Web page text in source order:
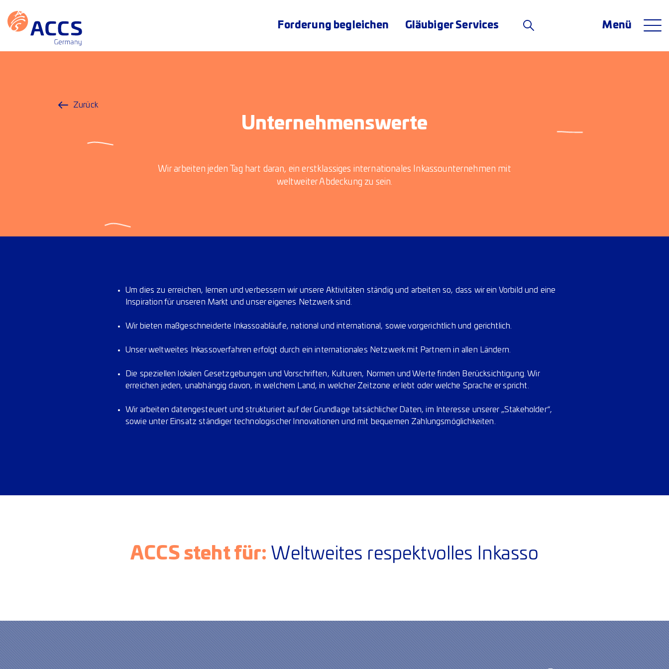
Forderung begleichen Gläubiger Services Menü
Zurück
Unternehmenswerte
Wir arbeiten jeden Tag hart daran, ein erstklassiges internationales Inkassounternehmen mit
weltweiter Abdeckung zu sein.
Um dies zu erreichen, lernen und verbessern wir unsere Aktivitäten ständig und arbeiten so, dass wir ein Vorbild und eine
Inspiration für unseren Markt und unser eigenes Netzwerk sind.
Wir bieten maßgeschneiderte Inkassoabläufe, national und international, sowie vorgerichtlich und gerichtlich.
Unser weltweites Inkassoverfahren erfolgt durch ein internationales Netzwerk mit Partnern in allen Ländern.
Die speziellen lokalen Gesetzgebungen und Vorschriften, Kulturen, Normen und Werte finden Berücksichtigung. Wir
erreichen jeden, unabhängig davon, in welchem Land, in welcher Zeitzone er lebt oder welche Sprache er spricht.
Wir arbeiten datengesteuert und strukturiert auf der Grundlage tatsächlicher Daten, im Interesse unserer „Stakeholder“,
sowie unter Einsatz ständiger technologischer Innovationen und mit bequemen Zahlungsmöglichkeiten.
ACCS steht für: Weltweites respektvolles Inkasso